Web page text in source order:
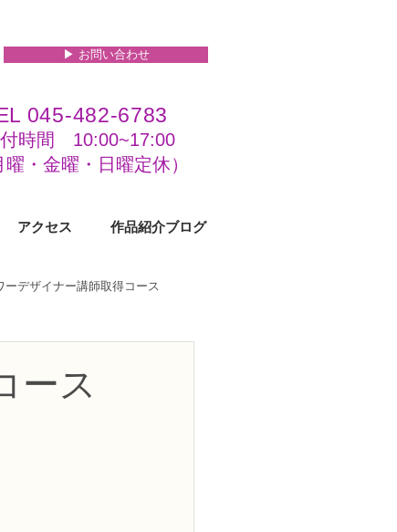
▶︎ お問い合わせ
045-482-6783
時間 10:00~17:00​​​
曜・金曜・日曜定休）
アクセス 作品紹介ブログ
ーデザイナー講師取得コース
ース